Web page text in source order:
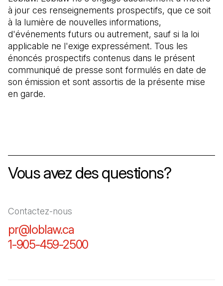
à jour ces renseignements prospectifs, que ce soit
à la lumière de nouvelles informations,
d'événements futurs ou autrement, sauf si la loi
applicable ne l'exige expressément. Tous les
énoncés prospectifs contenus dans le présent
communiqué de presse sont formulés en date de
son émission et sont assortis de la présente mise
en garde.
Vous avez des questions?
Contactez-nous
pr@loblaw.ca
1-905-459-2500